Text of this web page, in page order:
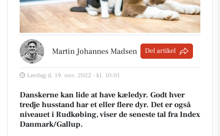
Martin Johannes Madsen Del artikel
Lørdag d. 19. nov. 2022 - kl. 10:01
Danskerne kan lide at have kæledyr. Godt hver
tredje husstand har et eller flere dyr. Det er også
niveauet i Rudkøbing, viser de seneste tal fra Index
Danmark/Gallup.